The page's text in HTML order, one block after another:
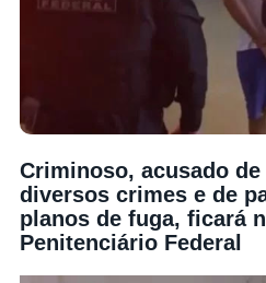
Criminoso, acusado
diversos crimes e de
planos de fuga, ficará
Penitenciário Federal